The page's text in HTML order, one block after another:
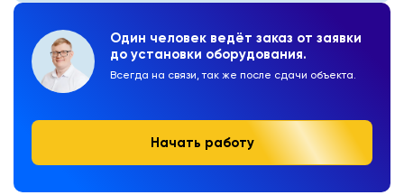
Один человек ведёт заказ от заявки
до установки оборудования.
Всегда на связи, так же после сдачи объекта.
Начать работу